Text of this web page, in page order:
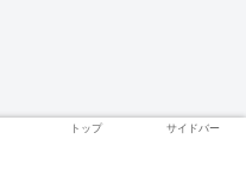
トップ サイドバー